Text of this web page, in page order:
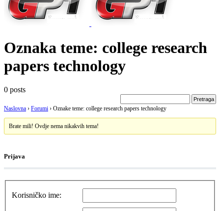
Oznaka teme: college research
papers technology
0 posts
Naslovna › Forumi › Oznake teme: college research papers technology
Brate mili! Ovdje nema nikakvih tema!
Prijava
Korisničko ime: